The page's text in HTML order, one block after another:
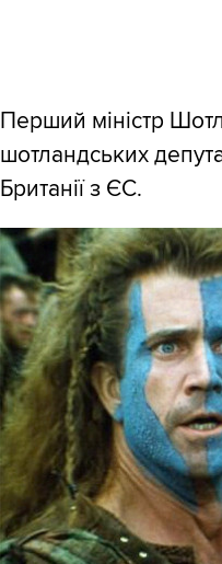
Перший міністр
шотландських
Британії з ЄС.